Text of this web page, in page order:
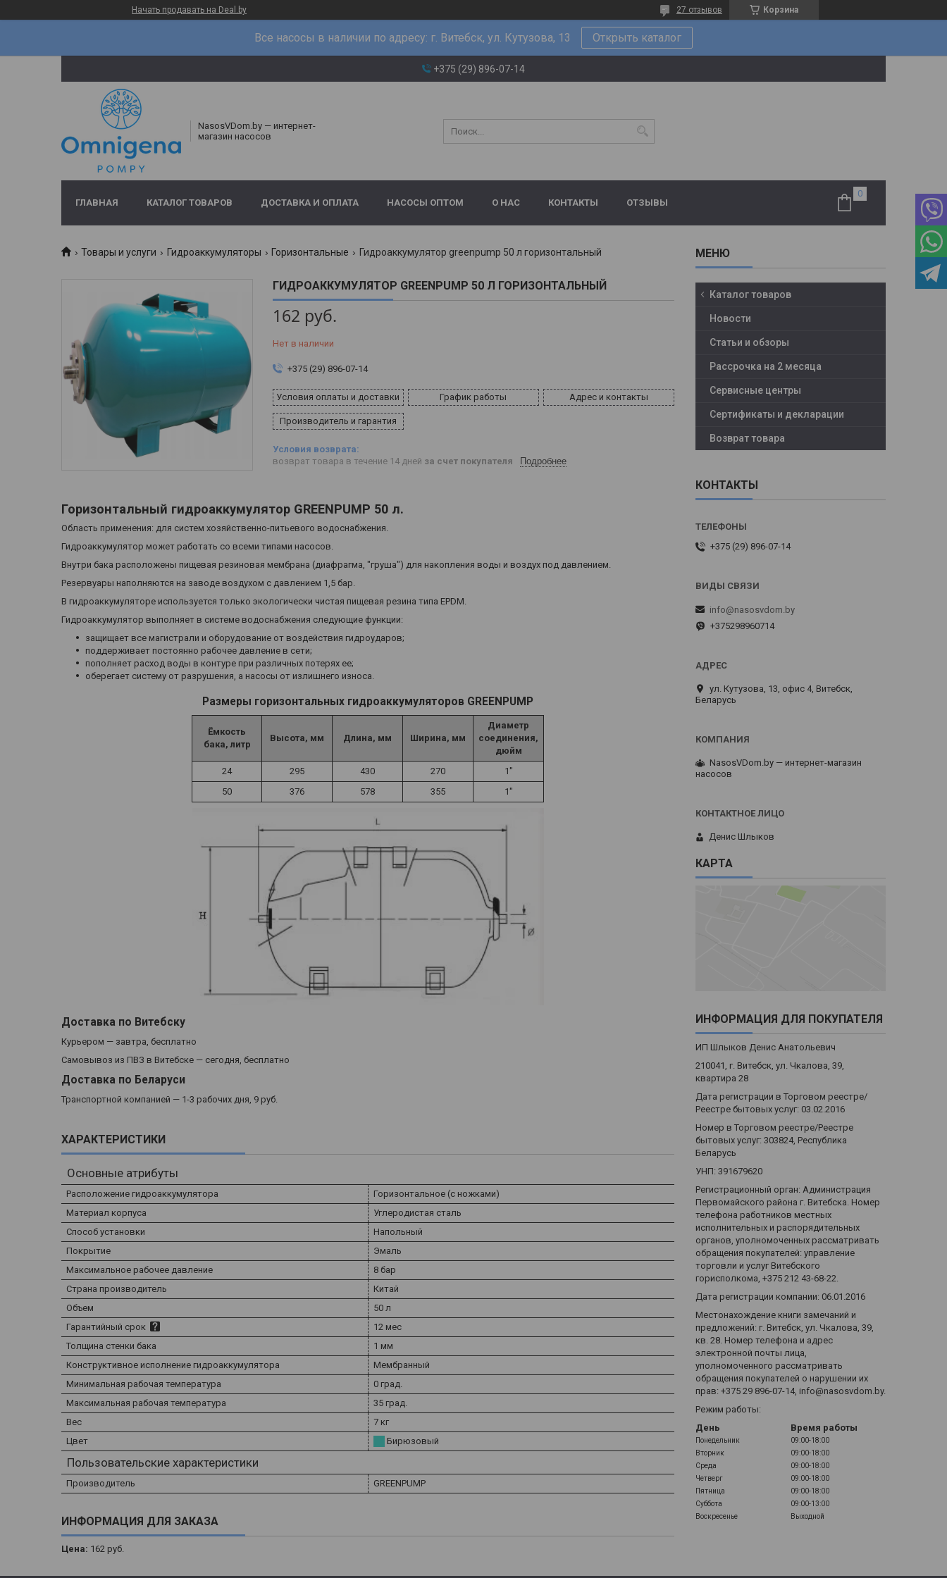
Начать продавать на Deal.by Корзина
27 отзывов
Все насосы в наличии по адресу: г. Витебск, ул. Кутузова, 13 Открыть каталог
+375 (29) 896-07-14
NasosVDom.by — интернет-
магазин насосов
ГЛАВНАЯ КАТАЛОГ ТОВАРОВ ДОСТАВКА И ОПЛАТА НАСОСЫ ОПТОМ О НАС КОНТАКТЫ ОТЗЫВЫ
Товары и услуги Гидроаккумуляторы Горизонтальные Гидроаккумулятор greenpump 50 л горизонтальный
ГИДРОАККУМУЛЯТОР GREENPUMP 50 Л ГОРИЗОНТАЛЬНЫЙ
162 руб.
Нет в наличии
+375 (29) 896-07-14
Условия оплаты и доставки График работы Адрес и контакты
Производитель и гарантия
возврат товара в течение 14 дней за счет покупателя Подробнее
Горизонтальный гидроаккумулятор GREENPUMP 50 л.
Область применения: для систем хозяйственно-питьевого водоснабжения.
Гидроаккумулятор может работать со всеми типами насосов.
Внутри бака расположены пищевая резиновая мембрана (диафрагма, "груша") для накопления воды и воздух под давлением.
Резервуары наполняются на заводе воздухом с давлением 1,5 бар.
В гидроаккумуляторе используется только экологически чистая пищевая резина типа EPDM.
Гидроаккумулятор выполняет в системе водоснабжения следующие функции:
защищает все магистрали и оборудование от воздействия гидроударов;
поддерживает постоянно рабочее давление в сети;
пополняет расход воды в контуре при различных потерях ее;
оберегает систему от разрушения, а насосы от излишнего износа.
Размеры горизонтальных гидроаккумуляторов GREENPUMP
Ёмкость
бака, литр
Высота, мм Длина, мм Ширина, мм
Диаметр
соединения,
дюйм
24
295 430 270
1"
50
376 578 355 1"
Доставка по Витебску
Курьером — завтра, бесплатно
Самовывоз из ПВЗ в Витебске — сегодня, бесплатно
Доставка по Беларуси
Транспортной компанией — 1-3 рабочих дня, 9 руб.
ХАРАКТЕРИСТИКИ
Основные атрибуты
Расположение гидроаккумулятора
Горизонтальное (с ножками)
Материал корпуса
Углеродистая сталь
Способ установки
Напольный
Покрытие
Эмаль
Максимальное рабочее давление
8 бар
Страна производитель
Китай
Объем
50 л
Гарантийный срок
12 мес
Толщина стенки бака
1 мм
Конструктивное исполнение гидроаккумулятора
Мембранный
Минимальная рабочая температура
0 град.
Максимальная рабочая температура
35 град.
Вес
7 кг
Цвет
Бирюзовый
Пользовательские характеристики
Производитель GREENPUMP
ИНФОРМАЦИЯ ДЛЯ ЗАКАЗА
Цена: 162 руб.
Каталог товаров
Новости
Статьи и обзоры
Рассрочка на 2 месяца
Сервисные центры
Сертификаты и декларации
Возврат товара
КОНТАКТЫ
+375 (29) 896-07-14
info@nasosvdom.by
+375298960714
ул. Кутузова, 13, офис 4, Витебск,
Беларусь
NasosVDom.by — интернет-магазин
насосов
Денис Шлыков
КАРТА
ИНФОРМАЦИЯ ДЛЯ ПОКУПАТЕЛЯ
ИП Шлыков Денис Анатольевич
210041, г. Витебск, ул. Чкалова, 39,
квартира 28
Дата регистрации в Торговом реестре/
Реестре бытовых услуг: 03.02.2016
Номер в Торговом реестре/Реестре
бытовых услуг: 303824, Республика
Беларусь
УНП: 391679620
Регистрационный орган: Администрация
Первомайского района г. Витебска. Номер
телефона работников местных
исполнительных и распорядительных
органов, уполномоченных рассматривать
обращения покупателей: управление
торговли и услуг Витебского
горисполкома, +375 212 43-68-22.
Дата регистрации компании: 06.01.2016
Местонахождение книги замечаний и
предложений: г. Витебск, ул. Чкалова, 39,
кв. 28. Номер телефона и адрес
электронной почты лица,
уполномоченного рассматривать
обращения покупателей о нарушении их
прав: +375 29 896-07-14, info@nasosvdom.by.
Режим работы:
День
Время работы
Понедельник
09:00-18:00
Вторник
09:00-18:00
Среда
09:00-18:00
Четверг
09:00-18:00
Пятница
09:00-18:00
Суббота
09:00-13:00
Воскресенье
Выходной